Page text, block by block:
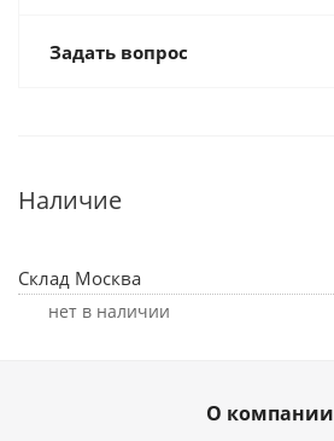
Задать вопрос
Наличие
Склад Москва
Нет в наличии
О компании